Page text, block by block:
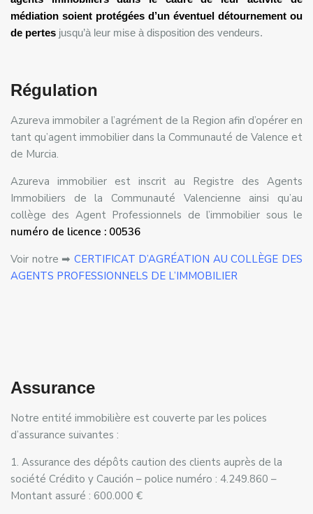
médiation soient protégées d’un éventuel détournement ou
de pertes jusqu’à leur mise à disposition des vendeurs.
Régulation
Azureva immobiler a l’agrément de la Region afin d’opérer en
tant qu’agent immobilier dans la Communauté de Valence et
de Murcia.
Azureva immobilier est inscrit au Registre des Agents
Immobiliers de la Communauté Valencienne ainsi qu’au
collège des Agent Professionnels de l’immobilier sous le
numéro de licence : 00536
Voir notre ➡ CERTIFICAT D’AGRÉATION AU COLLÈGE DES
AGENTS PROFESSIONNELS DE L’IMMOBILIER
Assurance
Notre entité immobilière est couverte par les polices
d’assurance suivantes :
1. Assurance des dépôts caution des clients auprès de la
société Crédito y Caución – police numéro : 4.249.860 –
Montant assuré : 600.000 €